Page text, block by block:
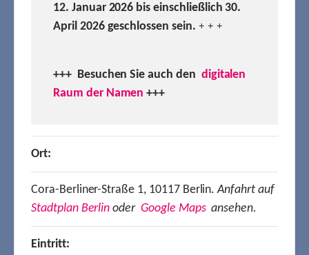
12. Januar 2026 bis einschließlich 30.
April 2026 geschlossen sein. + + +
+++ Besuchen Sie auch den digitalen
Raum der Namen +++
Ort:
Cora-Berliner-Straße 1, 10117 Berlin.Anfahrt auf
Stadtplan Berlin oder Google Mapsansehen.
Eintritt: